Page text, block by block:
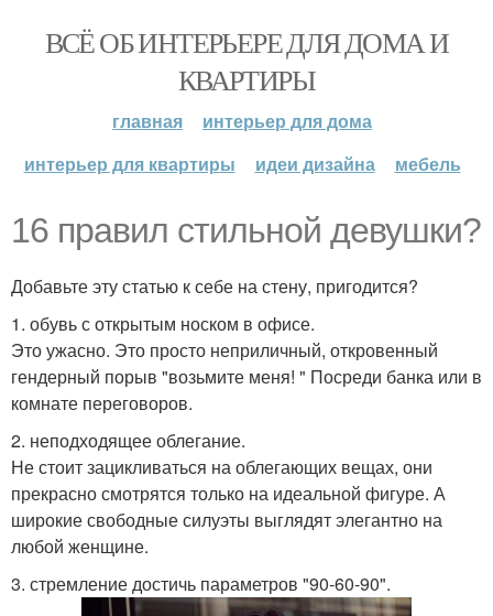
ВСЁ ОБ ИНТЕРЬЕРЕ ДЛЯ ДОМА И
КВАРТИРЫ
главная
интерьер для дома
интерьер для квартиры
идеи дизайна мебель
16 правил стильной девушки?
Добавьте эту статью к себе на стену, пригодится?
1. обувь с открытым носком в офисе.
Это ужасно. Это просто неприличный, откровенный
гендерный порыв "возьмите меня! " Посреди банка или в
комнате переговоров.
2. неподходящее облегание.
Не стоит зацикливаться на облегающих вещах, они
прекрасно смотрятся только на идеальной фигуре. А
широкие свободные силуэты выглядят элегантно на
любой женщине.
3. стремление достичь параметров "90-60-90".